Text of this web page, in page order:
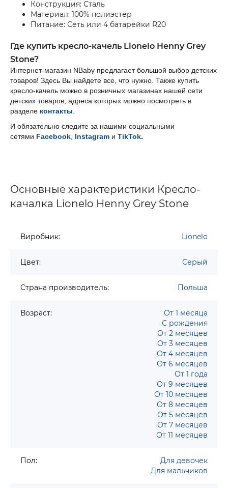
Конструкция: Сталь
Материал: 100% полиэстер
Питание: Сеть или 4 батарейки R20
Где купить кресло-качель Lionelo Henny Grey
Stone?
Интернет-магазин NBaby предлагает большой выбор детских
товаров! Здесь Вы найдете все, что нужно. Также купить
кресло-качель можно в розничных магазинах нашей сети
детских товаров, адреса которых можно посмотреть в
разделе контакты
И обязательно следите за нашими социальными
сетями Facebook Instagram и TikTok.
Основные характеристики Кресло-
качалка Lionelo Henny Grey Stone
Виробник: Lionelo
Цвет: Серый
Страна производитель: Польша
Возраст:
От 1 месяца
С рождения
От 2 месяцев
От 3 месяцев
От 4 месяцев
От 6 месяцев
От 1 года
От 9 месяцев
От 10 месяцев
От 8 месяцев
От 5 месяцев
От 7 месяцев
От 11 месяцев
Пол:
Для девочек
Для мальчиков